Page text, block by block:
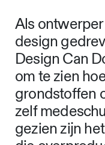
Als
design
Design Can
om te zien
grondstoffen
zelf
gezien zijn